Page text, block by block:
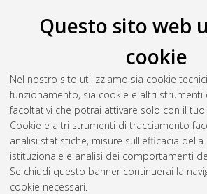
Questo sito web
cookie
Nel nostro sito utilizziamo sia cookie
funzionamento, sia cookie e altri strumenti
facoltativi che potrai attivare solo con il
Cookie e altri strumenti di tracciamento
analisi statistiche, misure sull'efficacia
istituzionale e analisi dei comportamenti
Se chiudi questo banner continuerai la
cookie necessari.
Gestione del